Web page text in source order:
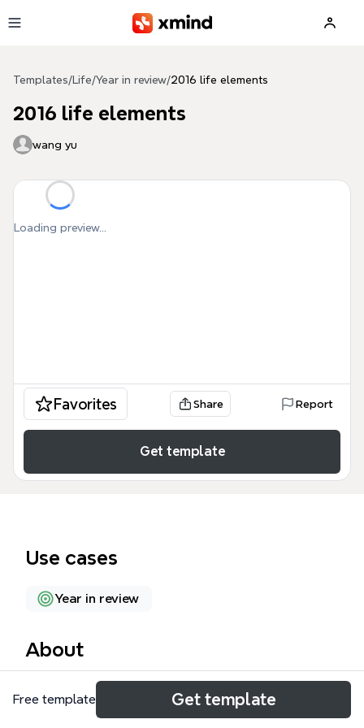
Templates/ Life/Year in review/2016 life elements
2016 life elements
wang yu
Loading preview...
Favorites Share Report
Get template
Use cases
Year in review
About
2016 life elements 是一张覆盖个人成长与生活管理的
思维导图模板，包含 57 个节点和 6 大分支：阅读、修
Free template Get template